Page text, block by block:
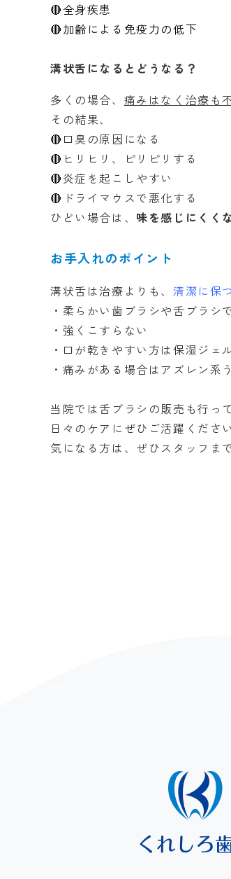
🔴全身疾患
🔴加齢による免疫力の低下
溝状舌になるとどうなる？
多くの場合、 痛みはなく治療も
その結果、
🔴 口臭の原因になる
🔴 ヒリヒリ、ピリピリする
🔴炎症を起こしやすい
🔴 ドライマウスで悪化する
ひどい場合は、 味を感じにくく
お手入れのポイント
溝状舌は治療よりも、 清潔に保
・柔らかい歯ブラシや舌ブラシ
・強くこすらない
・口が乾きやすい方は保湿ジェ
・痛みがある場合はアズレン系
当院では舌ブラシの販売も行っ
日々のケアにぜひご活躍くださ
気になる方は、ぜひスタッフま